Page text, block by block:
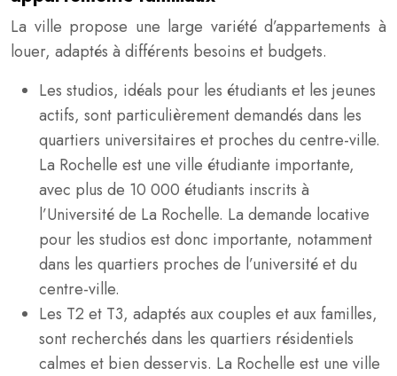
La ville propose une large variété d’appartements à
louer, adaptés à différents besoins et budgets.
Les studios, idéals pour les étudiants et les jeunes
actifs, sont particulièrement demandés dans les
quartiers universitaires et proches du centre-ville.
La Rochelle est une ville étudiante importante,
avec plus de 10 000 étudiants inscrits à
l’Université de La Rochelle. La demande locative
pour les studios est donc importante, notamment
dans les quartiers proches de l’université et du
centre-ville.
Les T2 et T3, adaptés aux couples et aux familles,
sont recherchés dans les quartiers résidentiels
calmes et bien desservis. La Rochelle est une ville